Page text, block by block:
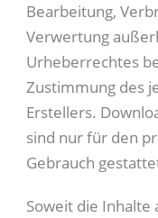
Bearbeitung,
Verwertung
Urheberrechtes
Zustimmung des
Erstellers.
sind nur für den
Gebrauch
Soweit die Inhalte